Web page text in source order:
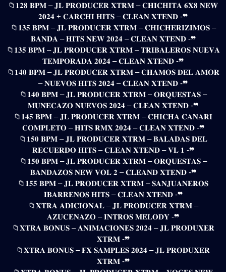
📁𝟏𝟐𝟖 𝐁𝐏𝐌 – 𝐉𝐋 𝐏𝐑𝐎𝐃𝐔𝐂𝐄𝐑 𝐗𝐓𝐑𝐌 – 𝐂𝐇𝐈𝐂𝐇𝐈𝐓𝐀 𝟔𝐗𝟖 𝐍𝐄𝐖
𝟐𝟎𝟐𝟒 + 𝐂𝐀𝐑𝐂𝐇𝐈 𝐇𝐈𝐓𝐒 – 𝐂𝐋𝐄𝐀𝐍 𝐗𝐓𝐄𝐍𝐃 -❞
📁𝟏𝟑𝟓 𝐁𝐏𝐌 – 𝐉𝐋 𝐏𝐑𝐎𝐃𝐔𝐂𝐄𝐑 𝐗𝐓𝐑𝐌 – 𝐂𝐇𝐈𝐂𝐇𝐄𝐑𝐈𝐙𝐈𝐌𝐎𝐒 –
𝐁𝐀𝐍𝐃𝐀 – 𝐇𝐈𝐓𝐒 𝐍𝐄𝐖 𝟐𝟎𝟐𝟒 – 𝐂𝐋𝐄𝐀𝐍 𝐗𝐓𝐄𝐍𝐃 -❞
📁𝟏𝟑𝟓 𝐁𝐏𝐌 – 𝐉𝐋 𝐏𝐑𝐎𝐃𝐔𝐂𝐄𝐑 𝐗𝐓𝐑𝐌 – 𝐓𝐑𝐈𝐁𝐀𝐋𝐄𝐑𝐎𝐒 𝐍𝐔𝐄𝐕𝐀
𝐓𝐄𝐌𝐏𝐎𝐑𝐀𝐃𝐀 𝟐𝟎𝟐𝟒 – 𝐂𝐋𝐄𝐀𝐍 𝐗𝐓𝐄𝐍𝐃 -❞
📁𝟏𝟒𝟎 𝐁𝐏𝐌 – 𝐉𝐋 𝐏𝐑𝐎𝐃𝐔𝐂𝐄𝐑 𝐗𝐓𝐑𝐌 – 𝐂𝐇𝐀𝐌𝐎𝐒 𝐃𝐄𝐋 𝐀𝐌𝐎𝐑
– 𝐍𝐔𝐄𝐕𝐎𝐒 𝐇𝐈𝐓𝐒 𝟐𝟎𝟐𝟒 – 𝐂𝐋𝐄𝐀𝐍 𝐗𝐓𝐄𝐍𝐃 -❞
📁𝟏𝟒𝟎 𝐁𝐏𝐌 – 𝐉𝐋 𝐏𝐑𝐎𝐃𝐔𝐂𝐄𝐑 𝐗𝐓𝐑𝐌 – 𝐎𝐑𝐐𝐔𝐄𝐒𝐓𝐀𝐒 –
𝐌𝐔𝐍̃𝐄𝐂𝐀𝐙𝐎 𝐍𝐔𝐄𝐕𝐎𝐒 𝟐𝟎𝟐𝟒 – 𝐂𝐋𝐄𝐀𝐍 𝐗𝐓𝐄𝐍𝐃 -❞
📁𝟏𝟒𝟓 𝐁𝐏𝐌 – 𝐉𝐋 𝐏𝐑𝐎𝐃𝐔𝐂𝐄𝐑 𝐗𝐓𝐑𝐌 – 𝐂𝐇𝐈𝐂𝐇𝐀 𝐂𝐀𝐍̃𝐀𝐑𝐈
𝐂𝐎𝐌𝐏𝐋𝐄𝐓𝐎 – 𝐇𝐈𝐓𝐒 𝐑𝐌𝐗 𝟐𝟎𝟐𝟒 – 𝐂𝐋𝐄𝐀𝐍 𝐗𝐓𝐄𝐍𝐃 -❞
📁𝟏𝟓𝟎 𝐁𝐏𝐌 – 𝐉𝐋 𝐏𝐑𝐎𝐃𝐔𝐂𝐄𝐑 𝐗𝐓𝐑𝐌 – 𝐁𝐀𝐋𝐀𝐃𝐀𝐒 𝐃𝐄𝐋
𝐑𝐄𝐂𝐔𝐄𝐑𝐃𝐎 𝐇𝐈𝐓𝐒 – 𝐂𝐋𝐄𝐀𝐍 𝐗𝐓𝐄𝐍𝐃 – 𝐕𝐋 𝟏 -❞
📁𝟏𝟓𝟎 𝐁𝐏𝐌 – 𝐉𝐋 𝐏𝐑𝐎𝐃𝐔𝐂𝐄𝐑 𝐗𝐓𝐑𝐌 – 𝐎𝐑𝐐𝐔𝐄𝐒𝐓𝐀𝐒 –
𝐁𝐀𝐍𝐃𝐀𝐙𝐎𝐒 𝐍𝐄𝐖 𝐕𝐎𝐋 𝟐 – 𝐂𝐋𝐄𝐀𝐍𝐃 𝐗𝐓𝐄𝐍𝐃 -❞
📁𝟏𝟓𝟓 𝐁𝐏𝐌 – 𝐉𝐋 𝐏𝐑𝐎𝐃𝐔𝐂𝐄𝐑 𝐗𝐓𝐑𝐌 – 𝐒𝐀𝐍𝐉𝐔𝐀𝐍𝐄𝐑𝐎𝐒
𝐈𝐁𝐀𝐑𝐑𝐄𝐍̃𝐎𝐒 𝐇𝐈𝐓𝐒 – 𝐂𝐋𝐄𝐀𝐍 𝐗𝐓𝐄𝐍𝐃 -❞
📁𝐗𝐓𝐑𝐀 𝐀𝐃𝐈𝐂𝐈𝐎𝐍𝐀𝐋 – 𝐉𝐋 𝐏𝐑𝐎𝐃𝐔𝐂𝐄𝐑 𝐗𝐓𝐑𝐌 –
𝐀𝐙𝐔𝐂𝐄𝐍𝐀𝐙𝐎 – 𝐈𝐍𝐓𝐑𝐎𝐒 𝐌𝐄𝐋𝐎𝐃𝐘 -❞
📁𝐗𝐓𝐑𝐀 𝐁𝐎𝐍𝐔𝐒 – 𝐀𝐍𝐈𝐌𝐀𝐂𝐈𝐎𝐍𝐄𝐒 𝟐𝟎𝟐𝟒 – 𝐉𝐋 𝐏𝐑𝐎𝐃𝐔𝐗𝐄𝐑
𝐗𝐓𝐑𝐌 -❞
📁𝐗𝐓𝐑𝐀 𝐁𝐎𝐍𝐔𝐒 – 𝐅𝐗 𝐒𝐀𝐌𝐏𝐋𝐄𝐒 𝟐𝟎𝟐𝟒 – 𝐉𝐋 𝐏𝐑𝐎𝐃𝐔𝐗𝐄𝐑
𝐗𝐓𝐑𝐌 -❞